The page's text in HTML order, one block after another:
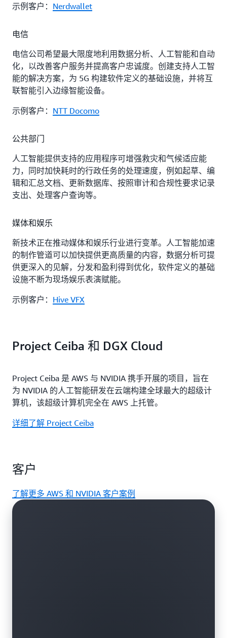
示例客户： Nerdwallet
电信
电信公司希望最大限度地利用数据分析、人工智能和自动
化，以改善客户服务并提高客户忠诚度。创建支持人工智
能的解决方案，为 5G 构建软件定义的基础设施，并将互
联智能引入边缘智能设备。
示例客户： NTT Docomo
公共部门
人工智能提供支持的应用程序可增强救灾和气候适应能
力，同时加快耗时的行政任务的处理速度，例如起草、编
辑和汇总文档、更新数据库、按照审计和合规性要求记录
支出、处理客户查询等。
媒体和娱乐
新技术正在推动媒体和娱乐行业进行变革。人工智能加速
的制作管道可以加快提供更高质量的内容，数据分析可提
供更深入的见解，分发和盈利得到优化，软件定义的基础
设施不断为现场娱乐表演赋能。
示例客户： Hive VFX
Project Ceiba 和 DGX Cloud
Project Ceiba 是 AWS 与 NVIDIA 携手开展的项目，旨在
为 NVIDIA 的人工智能研发在云端构建全球最大的超级计
算机，该超级计算机完全在 AWS 上托管。
详细了解 Project Ceiba
客户
了解更多 AWS 和 NVIDIA 客户案例